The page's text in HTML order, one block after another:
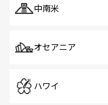
中南米
オセアニア
ハワイ